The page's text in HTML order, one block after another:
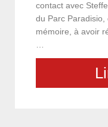
contact avec
du Parc
mémoire, à avoir